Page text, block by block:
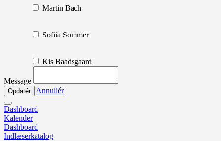
Martin Bach
Sofiia Sommer
Kis Baadsgaard
Message
Annullér
Dashboard
Kalender
Dashboard
Indlæserkatalog